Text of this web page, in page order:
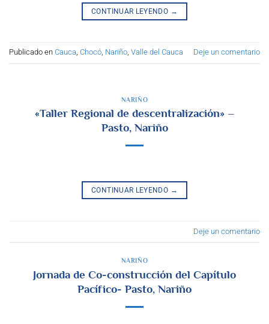
CONTINUAR LEYENDO →
Publicado en Cauca Chocó Nariño Valle del Cauca Deje un comentario
NARIÑO
«Taller Regional de descentralización» –
Pasto, Nariño
CONTINUAR LEYENDO →
Deje un comentario
NARIÑO
Jornada de Co-construcción del Capítulo
Pacífico- Pasto, Nariño